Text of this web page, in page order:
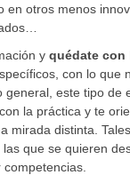
en otros menos
y quédate con
con lo que
general, este tipo de
la práctica y te
mirada distinta.
las que se quieren